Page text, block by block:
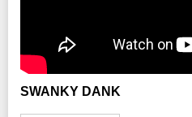
協力：クリエイティブマン
SWANKY DANK